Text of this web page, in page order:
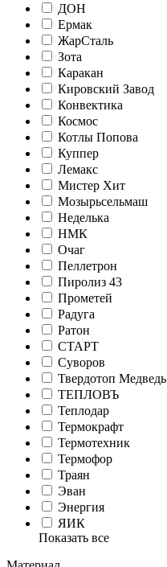
ДОН
Ермак
ЖарСталь
Зота
Каракан
Кировский Завод
Конвектика
Космос
Котлы Попова
Куппер
Лемакс
Мистер Хит
Мозырьсельмаш
Неделька
НМК
Очаг
Пеллетрон
Пиролиз 43
Прометей
Радуга
Ратон
СТАРТ
Суворов
Твердотоп Медведь
ТЕПЛОВЪ
Теплодар
Термокрафт
Термотехник
Термофор
Траян
Эван
Энергия
ЯИК
Показать все